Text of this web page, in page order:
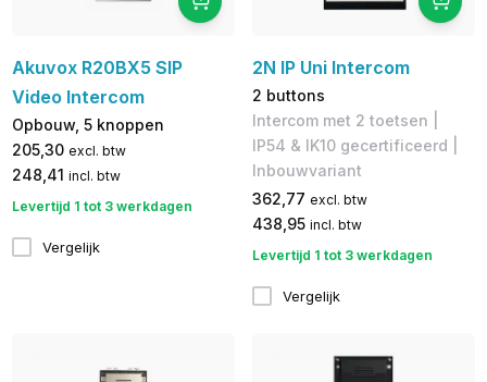
Akuvox R20BX5 SIP
Video Intercom
Opbouw, 5 knoppen
205,30 excl. btw
248,41 incl. btw
Levertijd 1 tot 3 werkdagen
Vergelijk
2N IP Uni Intercom
2 buttons
Intercom met 2 toetsen |
IP54 & IK10 gecertificeerd |
Inbouwvariant
362,77 excl. btw
438,95 incl. btw
Levertijd 1 tot 3 werkdagen
Vergelijk